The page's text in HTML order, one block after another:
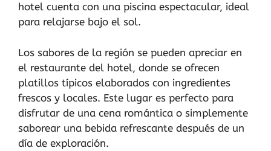
hotel cuenta con una piscina espectacular, ideal
para relajarse bajo el sol.
Los sabores de la región se pueden apreciar en
el restaurante del hotel, donde se ofrecen
platillos típicos elaborados con ingredientes
frescos y locales. Este lugar es perfecto para
disfrutar de una cena romántica o simplemente
saborear una bebida refrescante después de un
día de exploración.